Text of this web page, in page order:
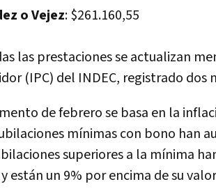
o Vejez: $261.160,55
las prestaciones se actualizan
(IPC) del INDEC, registrado dos
de febrero se basa en la
mínimas con bono han
superiores a la mínima
están un 9% por encima de su